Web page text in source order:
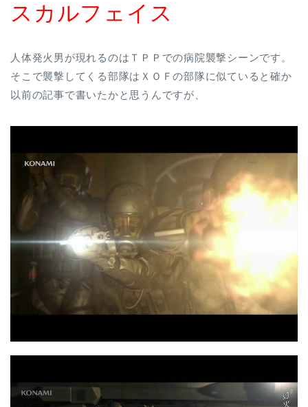
スカルフェイス
人体発火男が現れるのはＴＰＰでの病院襲撃シーンです。
そこで襲撃してくる部隊はＸＯＦの部隊に似ていると確か
以前の記事で書いたかと思うんですが、